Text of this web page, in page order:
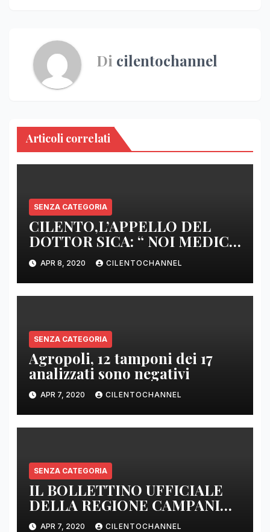
Di cilentochannel
Articoli correlati
SENZA CATEGORIA
CILENTO,L’APPELLO DEL
DOTTOR SICA: “ NOI MEDICI
DI BASE SIAMO SENZA ARMI
E SENZA PRESIDI”
APR 8, 2020 CILENTOCHANNEL
SENZA CATEGORIA
Agropoli, 12 tamponi dei 17
analizzati sono negativi
APR 7, 2020 CILENTOCHANNEL
SENZA CATEGORIA
IL BOLLETTINO UFFICIALE
DELLA REGIONE CAMPANIA
DELLE ORE 22.00
APR 7, 2020 CILENTOCHANNEL